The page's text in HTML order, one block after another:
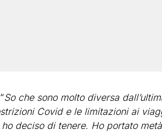
So che sono molto diversa
Covid e le limitazioni ai
deciso di tenere. Ho portato